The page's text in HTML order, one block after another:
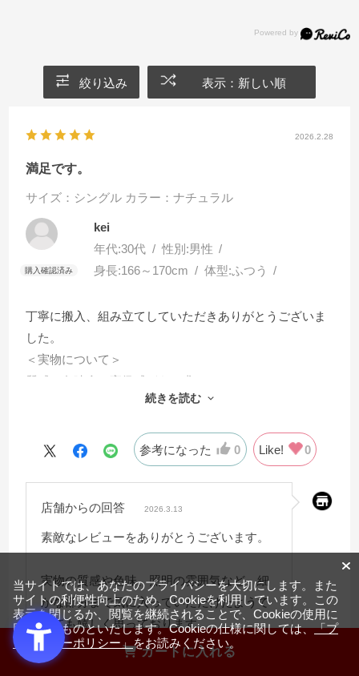
カートに入れる
絞り込み 表示：新しい順
2026.2.28
満足です。
サイズ：シングル カラー：ナチュラル
kei
年代:30代 性別:男性
身長:166～170cm 体型:ふつう
丁寧に搬入、組み立てしていただきありがとうございま
した。
＜実物について＞
質感や色味含め高級感があり求めていたものにマッチし
照明もまぶしくなく、画像だとわかりづらいですが縦に
入ったルーバーがとても上品です。
私が購入したのはオーク色ですが、白に近くなく黄色み
もつよくない明るい色です。
色味については好みもあるかと思いますので一度展示品
を確かめてみるのをおすすめいたします。
＜使用感について＞
問題なく使用しております。
＜総合＞
とても満足しております。価格と質のバランスが取れて
続きを読む
参考になった 0 Like! 0
店舗からの回答 2026.3.13
素敵なレビューをありがとうございます。
実物の質感や色味、照明の雰囲気など、細
かな部分まで気に入っていただけたようで
とても嬉しく思っております。
スタッフ一同、またのご利用をお待ちして
当サイトでは、あなたのプライバシーを大切にします。また
サイトの利便性向上のため、Cookieを利用しています。この
表示を閉じるか、閲覧を継続されることで、Cookieの使用に
同意するものといたします。Cookieの仕様に関しては、「プ
ライバシーポリシー」をお読みください。